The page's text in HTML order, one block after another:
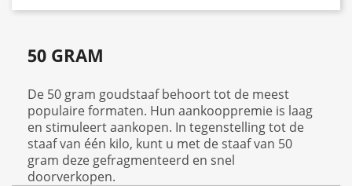
50 GRAM
De 50 gram goudstaaf behoort tot de meest
populaire formaten. Hun aankooppremie is laag
en stimuleert aankopen. In tegenstelling tot de
staaf van één kilo, kunt u met de staaf van 50
gram deze gefragmenteerd en snel
doorverkopen.